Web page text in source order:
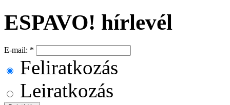
ESPAVO! hírlevél
E-mail: *
Feliratkozás
Leiratkozás